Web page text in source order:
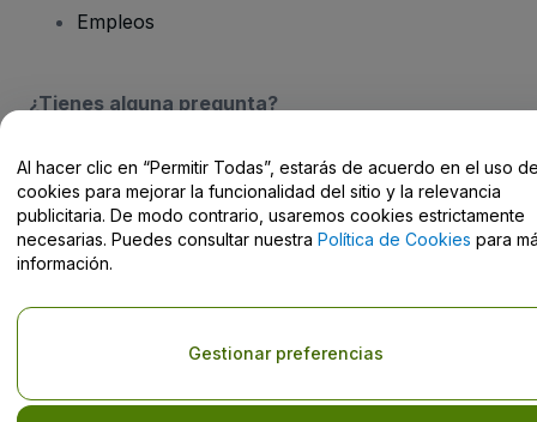
Empleos
¿Tienes alguna pregunta?
Centro de Ayuda / Contacto
Derechos reservados © viagogo Entertainment Inc 2026 Datos de
El uso de este sitio web constituye la aceptación de los
Política de Privacidad, de laPolítica de Cookies
No compartir mi información personal ni tus opciones de
Al hacer clic en “Permitir Todas”, estarás de acuerdo en el uso
cookies para mejorar la funcionalidad del sitio y la relevancia
publicitaria. De modo contrario, usaremos cookies estrictamente
necesarias. Puedes consultar nuestra Política de Cookies para
información.
Gestionar preferencias